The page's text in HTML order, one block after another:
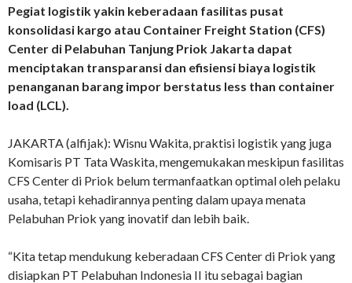
Pegiat logistik yakin keberadaan fasilitas pusat
konsolidasi kargo atau Container Freight Station (CFS)
Center di Pelabuhan Tanjung Priok Jakarta dapat
menciptakan transparansi dan efisiensi biaya logistik
penanganan barang impor berstatus less than container
load (LCL).
JAKARTA (alfijak): Wisnu Wakita, praktisi logistik yang juga
Komisaris PT Tata Waskita, mengemukakan meskipun fasilitas
CFS Center di Priok belum termanfaatkan optimal oleh pelaku
usaha, tetapi kehadirannya penting dalam upaya menata
Pelabuhan Priok yang inovatif dan lebih baik.
“Kita tetap mendukung keberadaan CFS Center di Priok yang
disiapkan PT Pelabuhan Indonesia II itu sebagai bagian